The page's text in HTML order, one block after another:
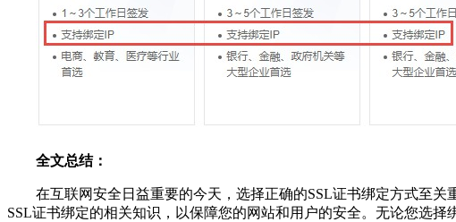
全文总结：
在互联网安全日益重要的今天，选择正确的SSL证书绑定方式至
SSL证书绑定的相关知识，以保障您的网站和用户的安全。无论您选